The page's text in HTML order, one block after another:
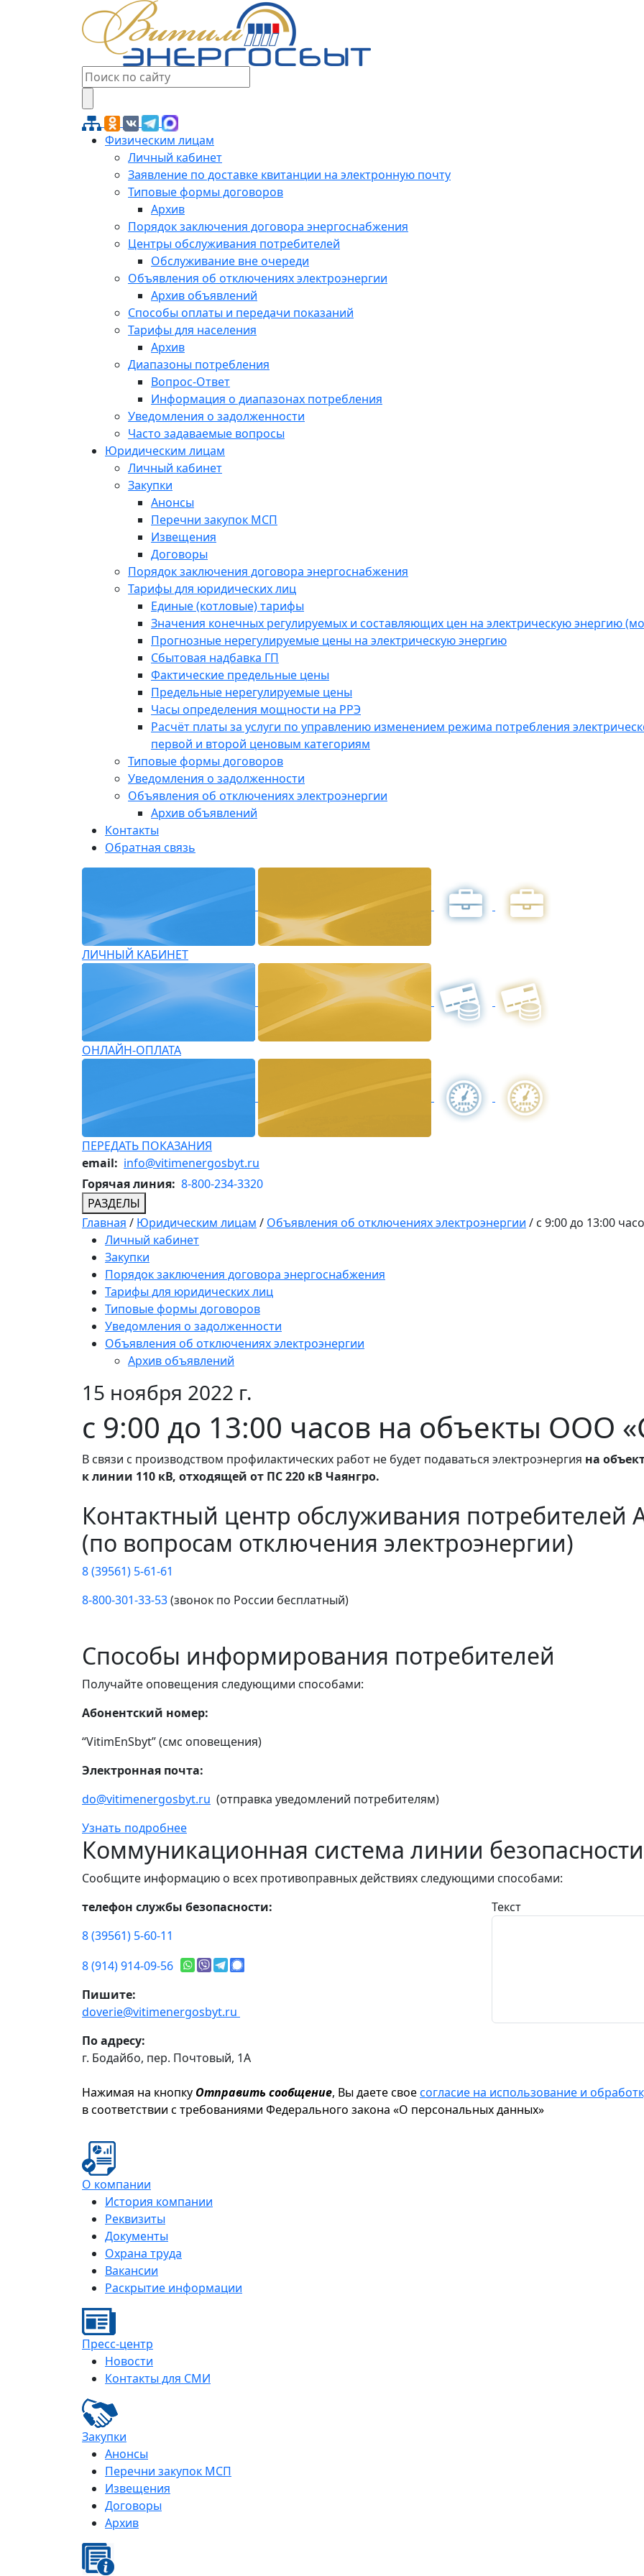
Физическим лицам
Личный кабинет
Заявление по доставке квитанции на электронную почту
Типовые формы договоров
Архив
Порядок заключения договора энергоснабжения
Центры обслуживания потребителей
Обслуживание вне очереди
Объявления об отключениях электроэнергии
Архив объявлений
Способы оплаты и передачи показаний
Тарифы для населения
Архив
Диапазоны потребления
Вопрос-Ответ
Информация о диапазонах потребления
Уведомления о задолженности
Часто задаваемые вопросы
Юридическим лицам
Личный кабинет
Закупки
Анонсы
Перечни закупок МСП
Извещения
Договоры
Порядок заключения договора энергоснабжения
Тарифы для юридических лиц
Единые (котловые) тарифы
Значения конечных регулируемых и составляющих цен на электрическую энергию
Прогнозные нерегулируемые цены на электрическую энергию
Сбытовая надбавка ГП
Фактические предельные цены
Предельные нерегулируемые цены
Часы определения мощности на РРЭ
Расчёт платы за услуги по управлению изменением режима потребления
первой и второй ценовым категориям
Типовые формы договоров
Уведомления о задолженности
Объявления об отключениях электроэнергии
Архив объявлений
Контакты
Обратная связь
ЛИЧНЫЙ КАБИНЕТ
ОНЛАЙН-ОПЛАТА
ПЕРЕДАТЬ ПОКАЗАНИЯ
email: info@vitimenergosbyt.ru
Горячая линия: 8-800-234-3320
РАЗДЕЛЫ
Главная / Юридическим лицам / Объявления об отключениях электроэнергии / с 9:00 до 13:00
Личный кабинет
Закупки
Порядок заключения договора энергоснабжения
Тарифы для юридических лиц
Типовые формы договоров
Уведомления о задолженности
Объявления об отключениях электроэнергии
Архив объявлений
15 ноября 2022 г.
с 9:00 до 13:00 часов на объекты ООО
В связи с производством профилактических работ не будет подаваться электроэнергия на
к линии 110 кВ, отходящей от ПС 220 кВ Чаянгро.
Контактный центр обслуживания потребителей
(по вопросам отключения электроэнергии)
8 (39561) 5-61-61
8-800-301-33-53(звонок по России бесплатный)
Способы информирования потребителей
Получайте оповещения следующими способами:
Абонентский номер:
“VitimEnSbyt” (смс оповещения)
Электронная почта:
do@vitimenergosbyt.ru (отправка уведомлений потребителям)
Узнать подробнее
Коммуникационная система линии безопасности
Сообщите информацию о всех противоправных действиях следующими способами:
телефон службы безопасности:
8 (39561) 5-60-11
8 (914) 914-09-56
Пишите:
doverie@vitimenergosbyt.ru
По адресу:
г. Бодайбо, пер. Почтовый, 1А
Текст
Нажимая на кнопку Отправить сообщение, Вы даете своесогласие на использование и
в соответствии с требованиями Федерального закона «О персональных данных»
О компании
История компании
Реквизиты
Документы
Охрана труда
Вакансии
Раскрытие информации
Пресс-центр
Новости
Контакты для СМИ
Закупки
Анонсы
Перечни закупок МСП
Извещения
Договоры
Архив